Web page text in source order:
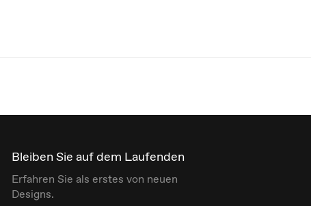
Bleiben Sie auf dem Laufenden
Erfahren Sie als erstes von neuen
Designs.